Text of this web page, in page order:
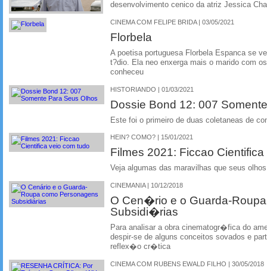
desenvolvimento cenico da atriz Jessica
CINEMA COM FELIPE BRIDA | 03/05/2021
Florbela
A poetisa portuguesa Florbela Espanca se
t?dio. Ela neo enxerga mais o marido com
conheceu
HISTORIANDO | 01/03/2021
Dossie Bond 12: 007
Este foi o primeiro de duas coletaneas de
HEIN? COMO? | 15/01/2021
Filmes 2021: Ficcao
Veja algumas das maravilhas que seus
CINEMANIA | 10/12/2018
O Cen�rio e o Guarda-
Subsidi�rias
Para analisar a obra cinematogr�fica do
despir-se de alguns conceitos sovados e
reflex�o cr�tica
CINEMA COM RUBENS EWALD FILHO | 30/05/2018